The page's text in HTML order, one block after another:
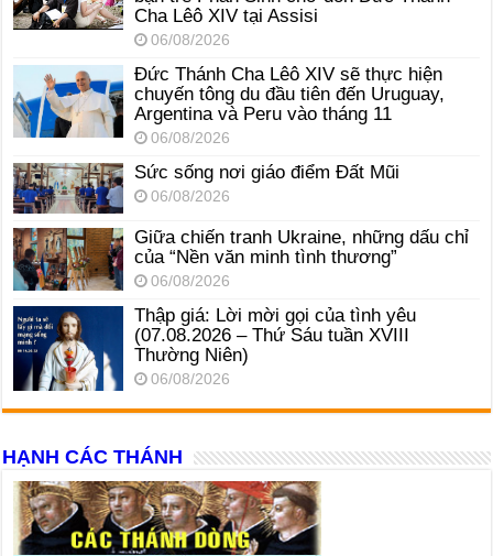
Cha Lêô XIV tại Assisi
06/08/2026
Đức Thánh Cha Lêô XIV sẽ thực hiện
chuyến tông du đầu tiên đến Uruguay,
Argentina và Peru vào tháng 11
06/08/2026
Sức sống nơi giáo điểm Đất Mũi
06/08/2026
Giữa chiến tranh Ukraine, những dấu chỉ
của “Nền văn minh tình thương”
06/08/2026
Thập giá: Lời mời gọi của tình yêu
(07.08.2026 – Thứ Sáu tuần XVIII
Thường Niên)
06/08/2026
HẠNH CÁC THÁNH